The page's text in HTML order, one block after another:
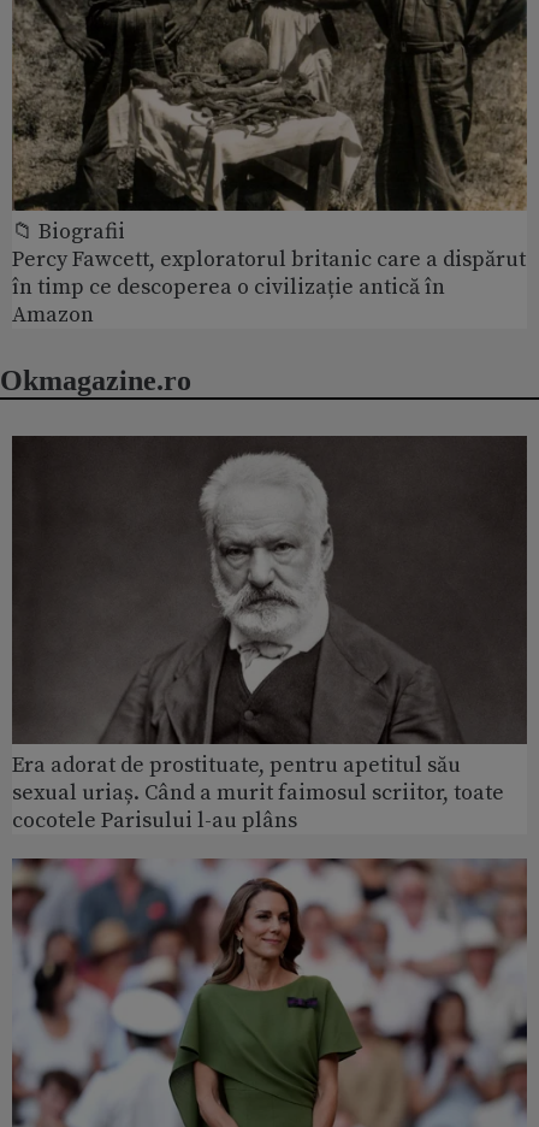
📁 Biografii
Percy Fawcett, exploratorul britanic care a dispărut
în timp ce descoperea o civilizație antică în
Amazon
Okmagazine.ro
Era adorat de prostituate, pentru apetitul său
sexual uriaș. Când a murit faimosul scriitor, toate
cocotele Parisului l-au plâns